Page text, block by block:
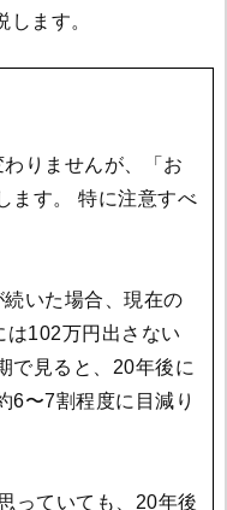
ます。
わりませんが、「お
ます。 特に注意すべ
いた場合、現在の
は102万円出さない
で見ると、20年後に
6〜7割程度に目減り
っていても、20年後